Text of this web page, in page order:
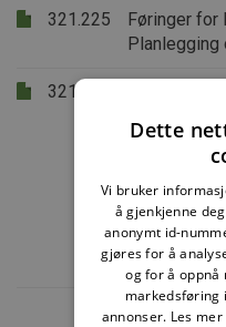
321.225
Føringer for
Planlegging
321.231
Dette
Vi bruker
å gjenkjenne
anonymt id-
gjøres for å
og for å oppnå
markedsføring
annonser. Les